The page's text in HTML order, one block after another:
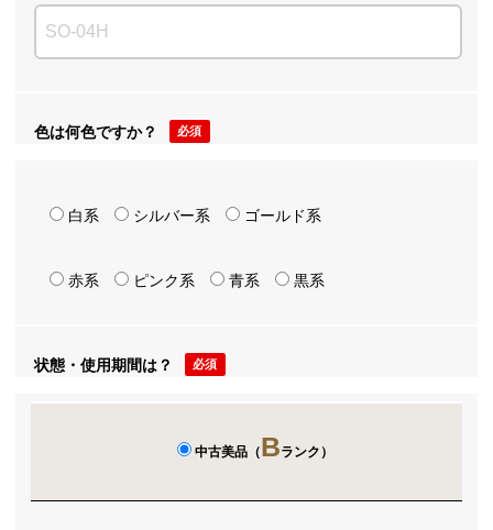
色は何色ですか？ 必須
白系 シルバー系 ゴールド系
赤系 ピンク系 青系 黒系
状態・使用期間は？ 必須
中古美品（Bランク）